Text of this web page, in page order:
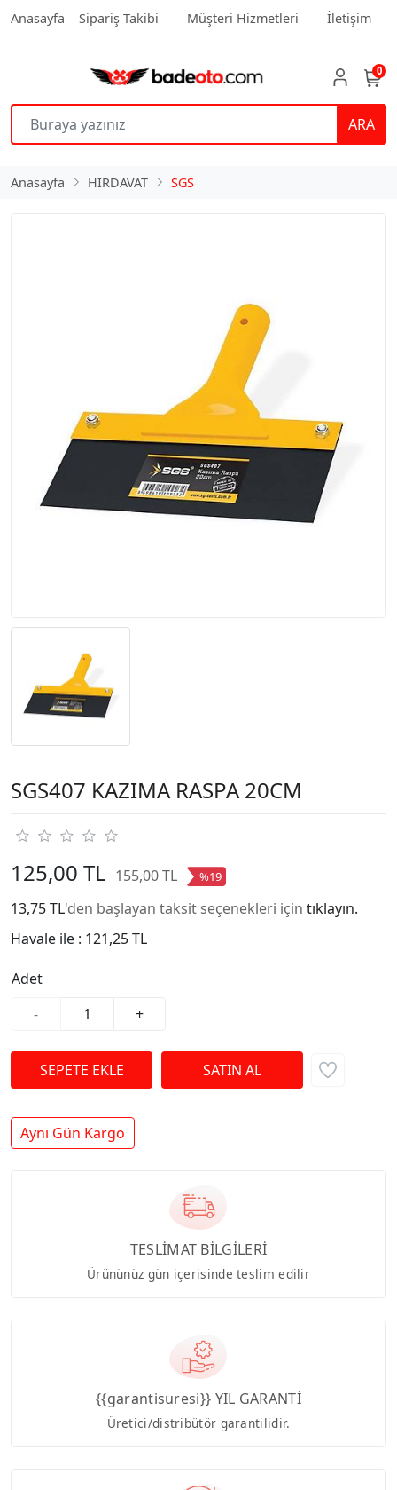
Anasayfa Sipariş Takibi Müşteri Hizmetleri İletişim
ARA
0
Anasayfa HIRDAVAT SGS
SGS407 KAZIMA RASPA 20CM
125,00 TL 155,00 TL %19
13,75 TL'den başlayan taksit seçenekleri için tıklayın.
Havale ile : 121,25 TL
Adet
-
+
Aynı Gün Kargo
TESLİMAT BİLGİLERİ
Ürününüz gün içerisinde teslim edilir
{{garantisuresi}} YIL GARANTİ
Üretici/distribütör garantilidir.